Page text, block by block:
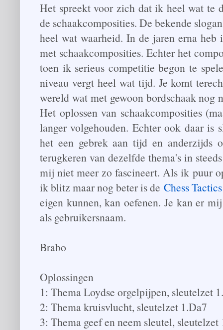
Het spreekt voor zich dat ik heel wat te
de schaakcomposities. De bekende
heel wat waarheid. In de jaren erna heb
met schaakcomposities. Echter het
toen ik serieus competitie begon te
niveau vergt heel wat tijd. Je komt
wereld wat met gewoon bordschaak nog
Het oplossen van schaakcomposities
langer volgehouden. Echter ook daar is
het een gebrek aan tijd en anderzijds
terugkeren van dezelfde thema's in
mij niet meer zo fascineert. Als ik puur
ik blitz maar nog beter is de Chess
eigen kunnen, kan oefenen. Je kan er
als gebruikersnaam.
Brabo
Oplossingen
1: Thema Loydse orgelpijpen, sleutelzet
2: Thema kruisvlucht, sleutelzet 1.Da7
3: Thema geef en neem sleutel, sleutelzet